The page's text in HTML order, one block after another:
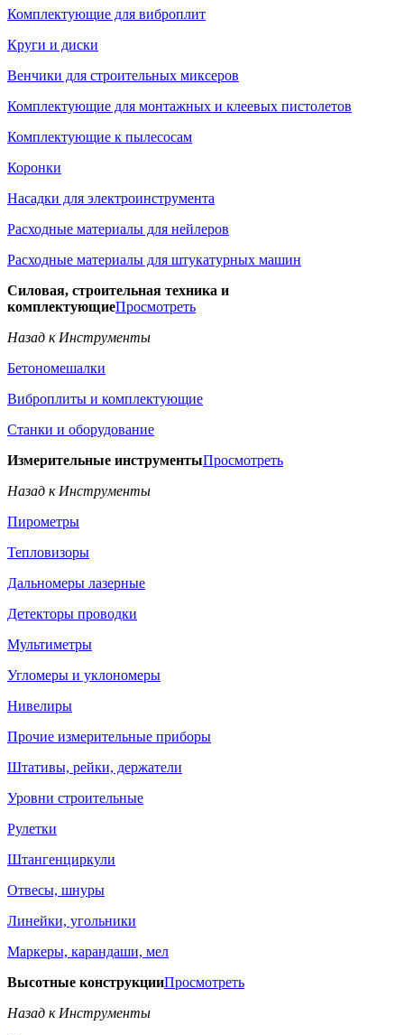
Комплектующие для виброплит
Круги и диски
Венчики для строительных миксеров
Комплектующие для монтажных и клеевых пистолетов
Комплектующие к пылесосам
Коронки
Насадки для электроинструмента
Расходные материалы для нейлеров
Расходные материалы для штукатурных машин
Силовая, строительная техника и
комплектующиеПросмотреть
Назад к Инструменты
Бетономешалки
Виброплиты и комплектующие
Станки и оборудование
Измерительные инструментыПросмотреть
Назад к Инструменты
Пирометры
Тепловизоры
Дальномеры лазерные
Детекторы проводки
Мультиметры
Угломеры и уклономеры
Нивелиры
Прочие измерительные приборы
Штативы, рейки, держатели
Уровни строительные
Рулетки
Штангенциркули
Отвесы, шнуры
Линейки, угольники
Маркеры, карандаши, мел
Высотные конструкцииПросмотреть
Назад к Инструменты